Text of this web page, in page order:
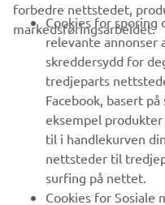
B2B
UTFORSK YAMAHA
FAQ & SUPPORT
NYHETSBREV
Vær den første til å lære om
forbedre nettstedet,
markedsføringsarbeidet.
Cookies for sporing
relevante annonser
skreddersydd for
tredjeparts
Facebook, basert
eksempel
til i handlekurven
nettsteder til
surfing på nettet.
Cookies for Sosiale